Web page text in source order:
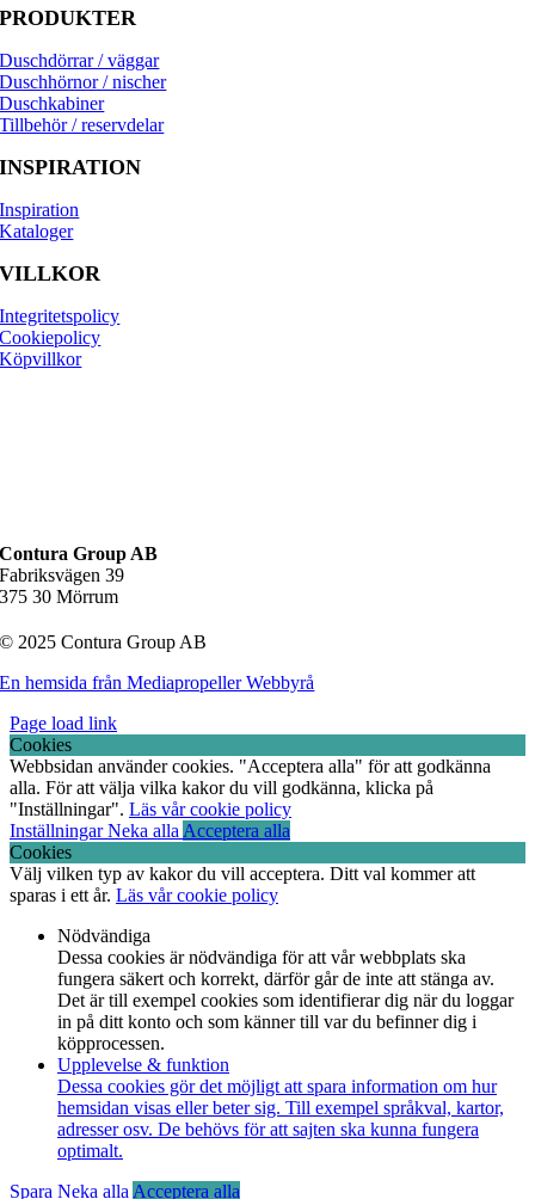
PRODUKTER
Duschdörrar / väggar
Duschhörnor / nischer
Duschkabiner
Tillbehör / reservdelar
INSPIRATION
Inspiration
Kataloger
VILLKOR
Integritetspolicy
Cookiepolicy
Köpvillkor
Contura Group AB
Fabriksvägen 39
375 30 Mörrum
© 2025 Contura Group AB
En hemsida från Mediapropeller Webbyrå
Page load link
Cookies
Webbsidan använder cookies. "Acceptera alla" för att godkänna
alla. För att välja vilka kakor du vill godkänna, klicka på
"Inställningar". Läs vår cookie policy
InställningarNeka alla Acceptera alla
Cookies
Välj vilken typ av kakor du vill acceptera. Ditt val kommer att
sparas i ett år. Läs vår cookie policy
Nödvändiga
Dessa cookies är nödvändiga för att vår webbplats ska
fungera säkert och korrekt, därför går de inte att stänga av.
Det är till exempel cookies som identifierar dig när du loggar
in på ditt konto och som känner till var du befinner dig i
köpprocessen.
Upplevelse & funktion
Dessa cookies gör det möjligt att spara information om hur
hemsidan visas eller beter sig. Till exempel språkval, kartor,
adresser osv. De behövs för att sajten ska kunna fungera
optimalt.
Spara Neka alla Acceptera alla